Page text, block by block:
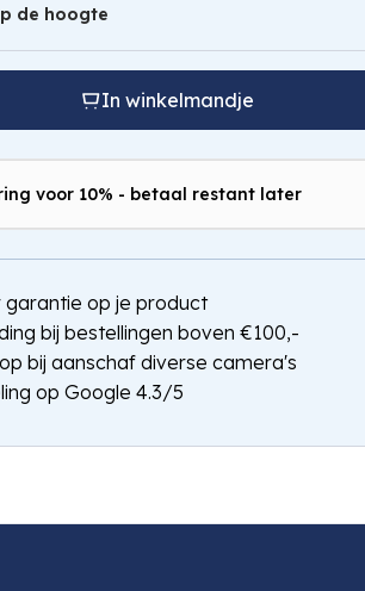
de hoogte
In winkelmandje
voor 10% - betaal restant later
garantie op je product
bij bestellingen boven €100,-
bij aanschaf diverse camera's
op Google 4.3/5